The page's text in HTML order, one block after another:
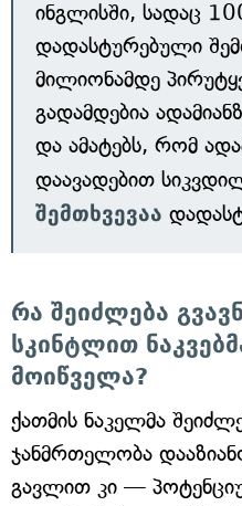
ინგლისში, სადაც
დადასტურებული
მილიონამდე
გადამდებია
და ამატებს, რომ
დაავადებით
შემთხვევაა
რა შეიძლება
სკინტლით
მოიწველა?
ქათმის ნაკელმა
ჯანმრთელობა
გავლით კი —